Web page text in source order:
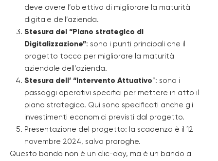
deve avere l’obiettivo di migliorare la maturità
digitale dell’azienda.
Stesura del “Piano strategico di
Digitalizzazione”: sono i punti principali che il
progetto tocca per migliorare la maturità
aziendale dell’azienda.
Stesura dell’ “Intervento Attuativo”: sono i
passaggi operativi specifici per mettere in atto il
piano strategico. Qui sono specificati anche gli
investimenti economici previsti dal progetto.
Presentazione del progetto: la scadenza è il 12
novembre 2024, salvo proroghe.
Questo bando non è un clic-day, ma è un bando a